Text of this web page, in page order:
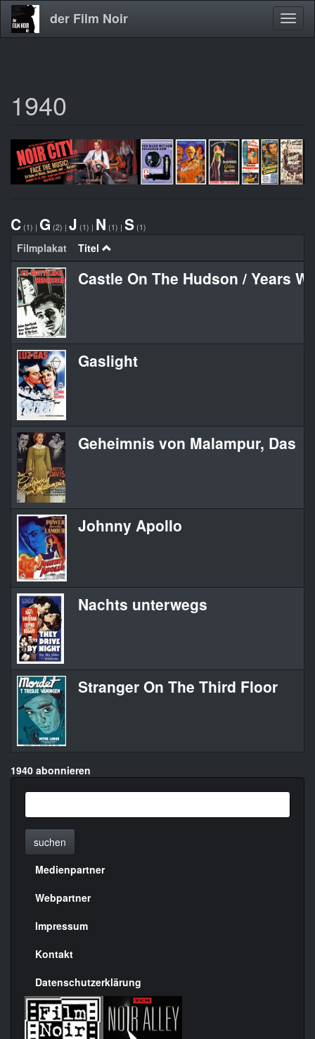
Direkt
zum
der Film Noir
1940
C (1) | G (2) | J (1) | N (1) | S (1)
Filmplakat Titel
Castle On The Hudson / Years
Gaslight
Geheimnis von Malampur, Das
Johnny Apollo
Nachts unterwegs
Stranger On The Third Floor
1940 abonnieren
suchen
Menülinks
rechte
Seite
Medienpartner
Webpartner
Impressum
Kontakt
Datenschutzerklärung